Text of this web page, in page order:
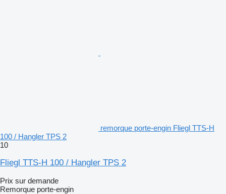
remorque porte-engin Fliegl TTS-H
100 / Hangler TPS 2
10
Fliegl TTS-H 100 / Hangler TPS 2
Prix sur demande
Remorque porte-engin